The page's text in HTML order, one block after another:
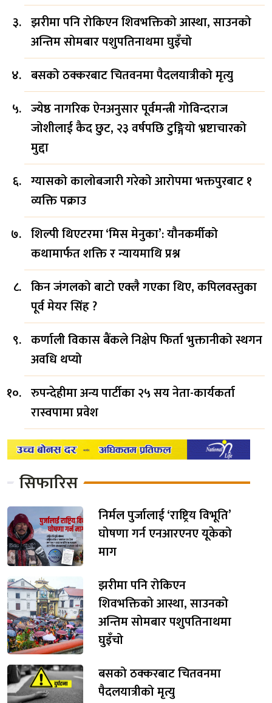
झरीमा पनि रोकिएन शिवभक्तिको आस्था, साउनको
अन्तिम सोमबार पशुपतिनाथमा घुइँचो
बसको ठक्करबाट चितवनमा पैदलयात्रीको मृत्यु
ज्येष्ठ नागरिक ऐनअनुसार पूर्वमन्त्री गोविन्दराज
जोशीलाई कैद छुट, २३ वर्षपछि टुङ्गियो भ्रष्टाचारको
मुद्दा
ग्यासको कालोबजारी गरेको आरोपमा भक्तपुरबाट १
व्यक्ति पक्राउ
शिल्पी थिएटरमा ‘मिस मेनुका’: यौनकर्मीको
कथामार्फत शक्ति र न्यायमाथि प्रश्न
किन जंगलको बाटो एक्लै गएका थिए, कपिलवस्तुका
पूर्व मेयर सिंह ?
कर्णाली विकास बैंकले निक्षेप फिर्ता भुक्तानीको स्थगन
अवधि थप्यो
रुपन्देहीमा अन्य पार्टीका २५ सय नेता-कार्यकर्ता
रास्वपामा प्रवेश
सिफारिस
निर्मल पुर्जालाई ‘राष्ट्रिय विभूति’
घोषणा गर्न एनआरएनए यूकेको
माग
झरीमा पनि रोकिएन
शिवभक्तिको आस्था, साउनको
अन्तिम सोमबार पशुपतिनाथमा
घुइँचो
बसको ठक्करबाट चितवनमा
पैदलयात्रीको मृत्यु